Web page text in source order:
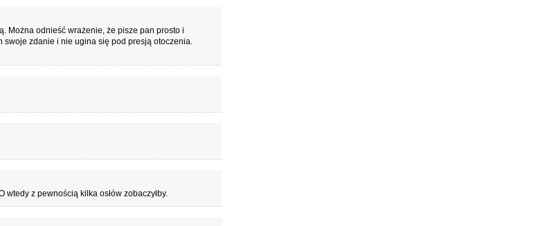
Można odnieść wrażenie, że pisze pan prosto i
swoje zdanie i nie ugina się pod presją otoczenia.
z pewnością kilka osłów zobaczyłby.